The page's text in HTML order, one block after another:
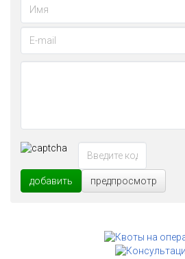
добавить предпросмотр